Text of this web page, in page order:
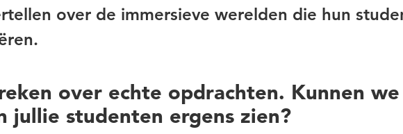
over de immersieve werelden die hun
over echte opdrachten. Kunnen
jullie studenten ergens zien?